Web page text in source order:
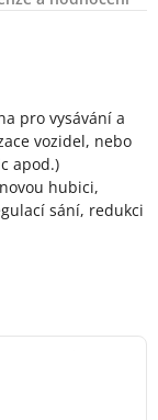
pro vysávání a
vozidel, nebo
apod.)
hubici,
sání, redukci